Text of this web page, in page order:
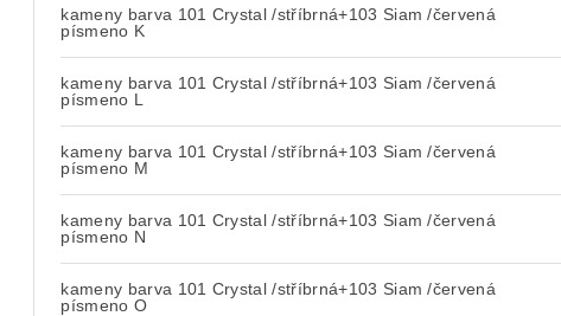
kameny barva 101 Crystal /stříbrná+103 Siam /červená
písmeno K
kameny barva 101 Crystal /stříbrná+103 Siam /červená
písmeno L
kameny barva 101 Crystal /stříbrná+103 Siam /červená
písmeno M
kameny barva 101 Crystal /stříbrná+103 Siam /červená
písmeno N
kameny barva 101 Crystal /stříbrná+103 Siam /červená
písmeno O